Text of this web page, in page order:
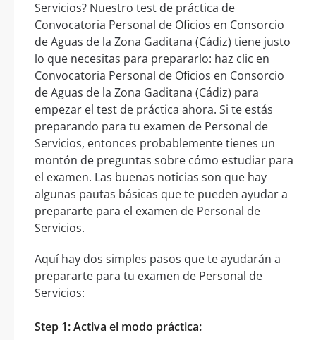
Servicios? Nuestro test de práctica de
Convocatoria Personal de Oficios en Consorcio
de Aguas de la Zona Gaditana (Cádiz) tiene justo
lo que necesitas para prepararlo: haz clic en
Convocatoria Personal de Oficios en Consorcio
de Aguas de la Zona Gaditana (Cádiz) para
empezar el test de práctica ahora. Si te estás
preparando para tu examen de Personal de
Servicios, entonces probablemente tienes un
montón de preguntas sobre cómo estudiar para
el examen. Las buenas noticias son que hay
algunas pautas básicas que te pueden ayudar a
prepararte para el examen de Personal de
Servicios.
Aquí hay dos simples pasos que te ayudarán a
prepararte para tu examen de Personal de
Servicios:
Step 1: Activa el modo práctica: